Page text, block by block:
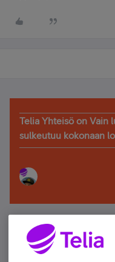
Telia Yhteisö on Vain
sulkeutuu kokonaan
Älä jää paitsi –